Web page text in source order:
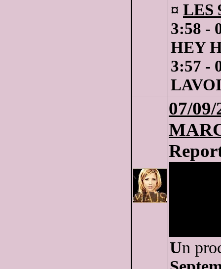
¤ LES
3:58 -
HEY
3:57 -
07/09/
Un